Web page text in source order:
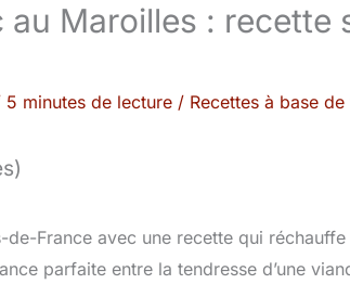
Maroilles : recette
5 minutes de lecture / Recettes à base
France avec une recette qui
parfaite entre la tendresse d’une